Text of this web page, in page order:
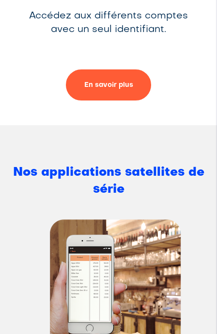
Accédez aux différents comptes
avec un seul identifiant.
En savoir plus
Nos applications satellites de
série